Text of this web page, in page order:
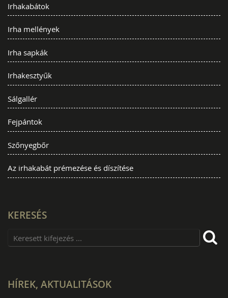
Irhakabátok
Irha mellények
Irha sapkák
Irhakesztyűk
Sálgallér
Fejpántok
Szőnyegbőr
Az irhakabát prémezése és díszítése
KERESÉS
HÍREK, AKTUALITÁSOK